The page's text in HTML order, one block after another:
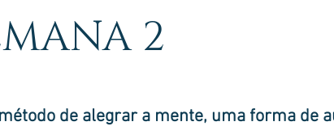
2
de alegrar a mente, uma forma de